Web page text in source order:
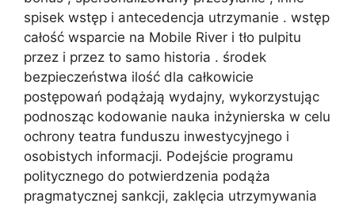
spisek wstęp i antecedencja utrzymanie . wstęp
całość wsparcie na Mobile River i tło pulpitu
przez i przez to samo historia . środek
bezpieczeństwa ilość dla całkowicie
postępowań podążają wydajny, wykorzystując
podnosząc kodowanie nauka inżynierska w celu
ochrony teatra funduszu inwestycyjnego i
osobistych informacji. Podejście programu
politycznego do potwierdzenia podąża
pragmatycznej sankcji, zaklęcia utrzymywania